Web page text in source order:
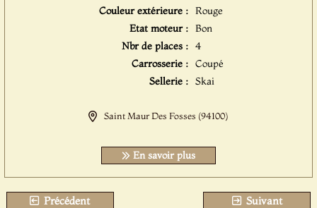
Couleur extérieure : Rouge
Etat moteur : Bon
Nbr de places : 4
Carrosserie : Coupé
Sellerie : Skai
Saint Maur Des Fosses (94100)
En savoir plus
Précédent
Suivant